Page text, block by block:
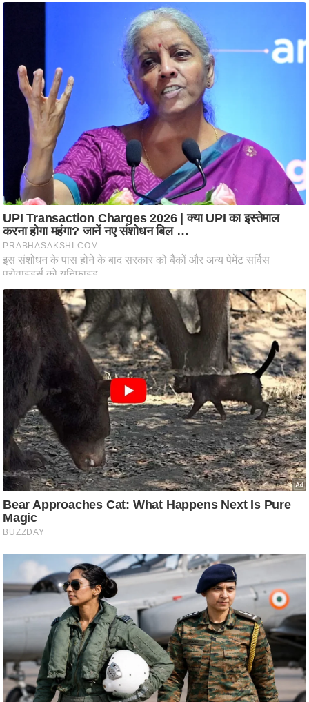
स्तं
म
.
आ
आ
ई
चा
य
प
र
मी
क्षा
ध
र्म
ज्यो
ति
ष
प्र
भु
म
हि
मा
/
र्म
स्थ
ल
त्यो
हा
र